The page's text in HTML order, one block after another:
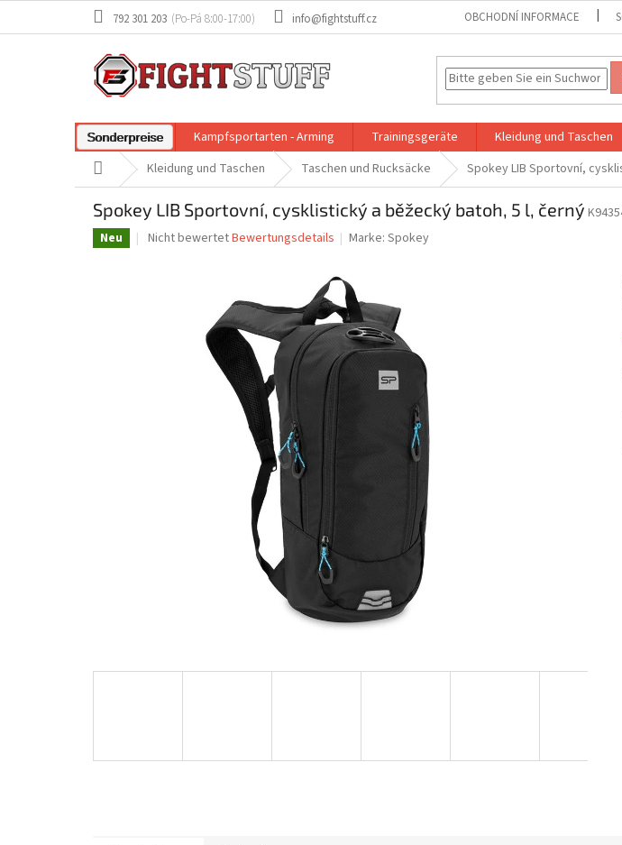
792 301 203 info@fightstuff.cz OBCHODNÍ INFORMACE
Sonderpreise Kampfsportarten - Arming Trainingsgeräte Kleidung und Taschen
StartseiteKleidung und Taschen Taschen und Rucksäcke Spokey LIB Sportovní,
Spokey LIB Sportovní, cysklistický a běžecký batoh, 5 l, černý
Neu
Die
Nicht bewertetBewertungsdetails Marke:Spokey